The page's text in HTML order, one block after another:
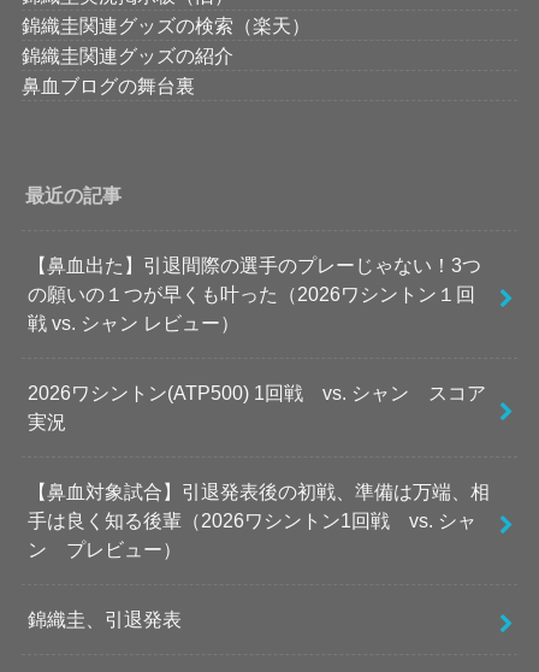
錦織圭関連グッズの検索（楽天）
錦織圭関連グッズの紹介
鼻血ブログの舞台裏
最近の記事
【鼻血出た】引退間際の選手のプレーじゃない！3つ
の願いの１つが早くも叶った（2026ワシントン１回
戦 vs. シャン レビュー）
2026ワシントン(ATP500) 1回戦 vs. シャン スコア
実況
【鼻血対象試合】引退発表後の初戦、準備は万端、相
手は良く知る後輩（2026ワシントン1回戦 vs. シャ
ン プレビュー）
錦織圭、引退発表